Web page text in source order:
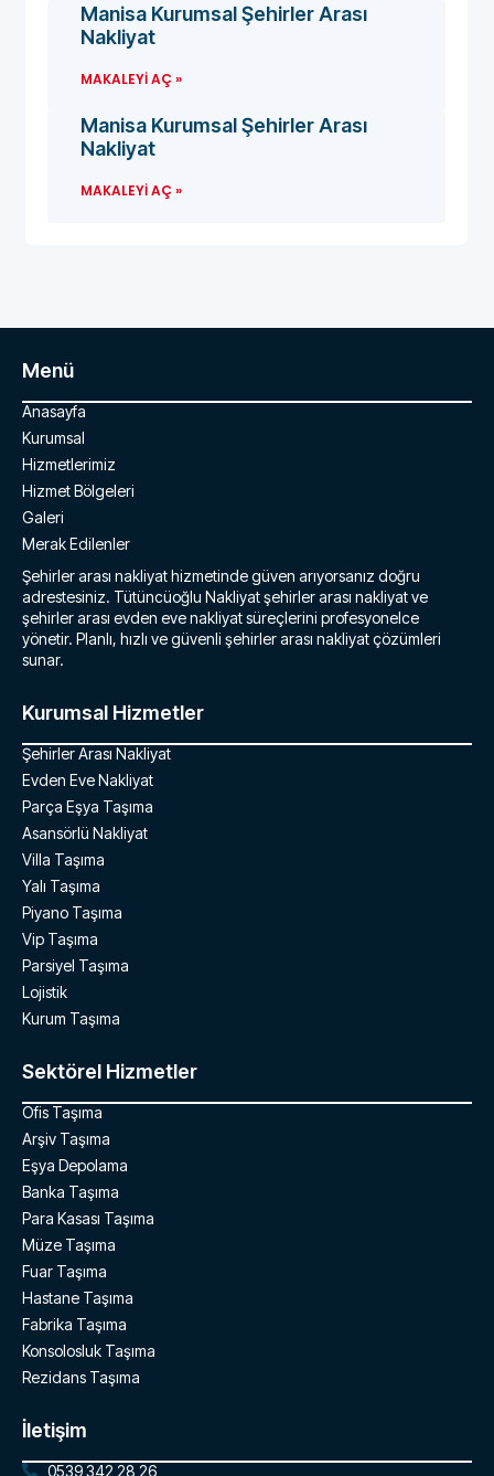
Manisa Kurumsal Şehirler Arası
Nakliyat
MAKALEYI AÇ »
Manisa Kurumsal Şehirler Arası
Nakliyat
MAKALEYI AÇ »
Menü
Anasayfa
Kurumsal
Hizmetlerimiz
Hizmet Bölgeleri
Galeri
Merak Edilenler
Şehirler arası nakliyat hizmetinde güven arıyorsanız doğru
adrestesiniz. Tütüncüoğlu Nakliyat şehirler arası nakliyat ve
şehirler arası evden eve nakliyat süreçlerini profesyonelce
yönetir. Planlı, hızlı ve güvenli şehirler arası nakliyat çözümleri
sunar.
Kurumsal Hizmetler
Şehirler Arası Nakliyat
Evden Eve Nakliyat
Parça Eşya Taşıma
Asansörlü Nakliyat
Villa Taşıma
Yalı Taşıma
Piyano Taşıma
Vip Taşıma
Parsiyel Taşıma
Lojistik
Kurum Taşıma
Sektörel Hizmetler
Ofis Taşıma
Arşiv Taşıma
Eşya Depolama
Banka Taşıma
Para Kasası Taşıma
Müze Taşıma
Fuar Taşıma
Hastane Taşıma
Fabrika Taşıma
Konsolosluk Taşıma
Rezidans Taşıma
İletişim
0539 342 28 26